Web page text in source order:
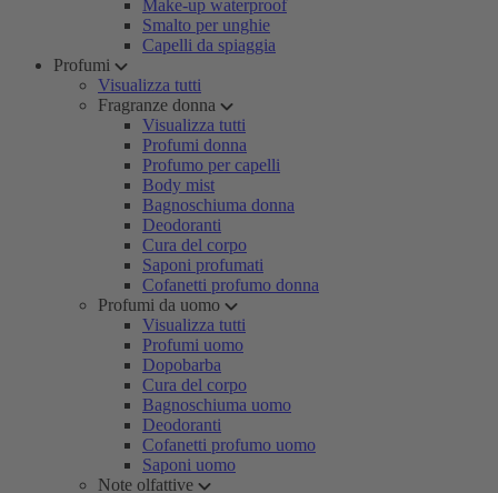
Make-up waterproof
Smalto per unghie
Capelli da spiaggia
Profumi
Visualizza tutti
Fragranze donna
Visualizza tutti
Profumi donna
Profumo per capelli
Body mist
Bagnoschiuma donna
Deodoranti
Cura del corpo
Saponi profumati
Cofanetti profumo donna
Profumi da uomo
Visualizza tutti
Profumi uomo
Dopobarba
Cura del corpo
Bagnoschiuma uomo
Deodoranti
Cofanetti profumo uomo
Saponi uomo
Note olfattive